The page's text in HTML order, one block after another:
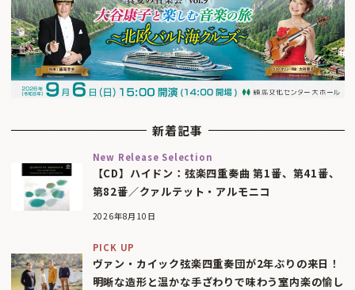
新着記事
New Release Selection
【CD】ハイドン：弦楽四重奏曲 第1番、第41番、
第82番／クァルテット・アルモニコ
2026年8月10日
PICK UP
ヴァン・カイック弦楽四重奏団が2年ぶりの来日！
明晰な造形と温かな手ざわりで味わう室内楽の愉し